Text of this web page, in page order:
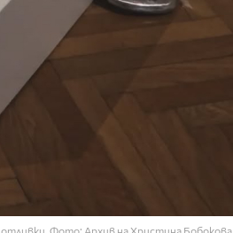
Фото: Архив на Христина Бобокова